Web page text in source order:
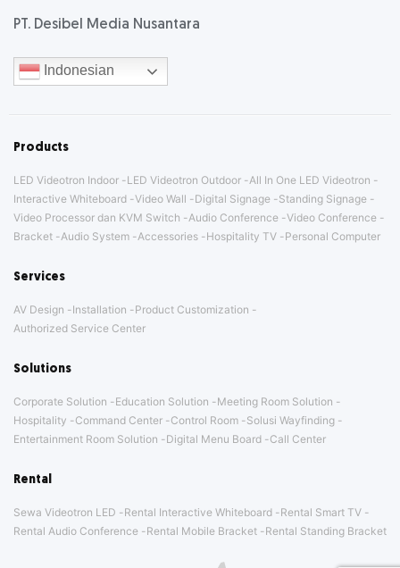
PT. Desibel Media Nusantara
Indonesian
Products
LED Videotron Indoor LED Videotron Outdoor
All In One LED Videotron
Interactive Whiteboard Video Wall Digital Signage
Standing Signage
Video Processor dan KVM Switch
Audio Conference Video Conference
Bracket
Audio System Accessories Hospitality TV Personal Computer
Services
AV Design Installation
Product Customization
Authorized Service Center
Solutions
Corporate Solution Education Solution
Meeting Room Solution
Hospitality
Command Center Control Room
Solusi Wayfinding
Entertainment Room Solution
Digital Menu Board Call Center
Rental
Sewa Videotron LED Rental Interactive Whiteboard
Rental Smart TV
Rental Audio Conference
Rental Mobile Bracket Rental Standing Bracket